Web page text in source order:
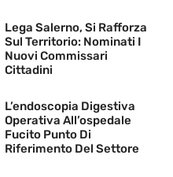
Lega Salerno, Si Rafforza
Sul Territorio: Nominati I
Nuovi Commissari
Cittadini
L’endoscopia Digestiva
Operativa All’ospedale
Fucito Punto Di
Riferimento Del Settore